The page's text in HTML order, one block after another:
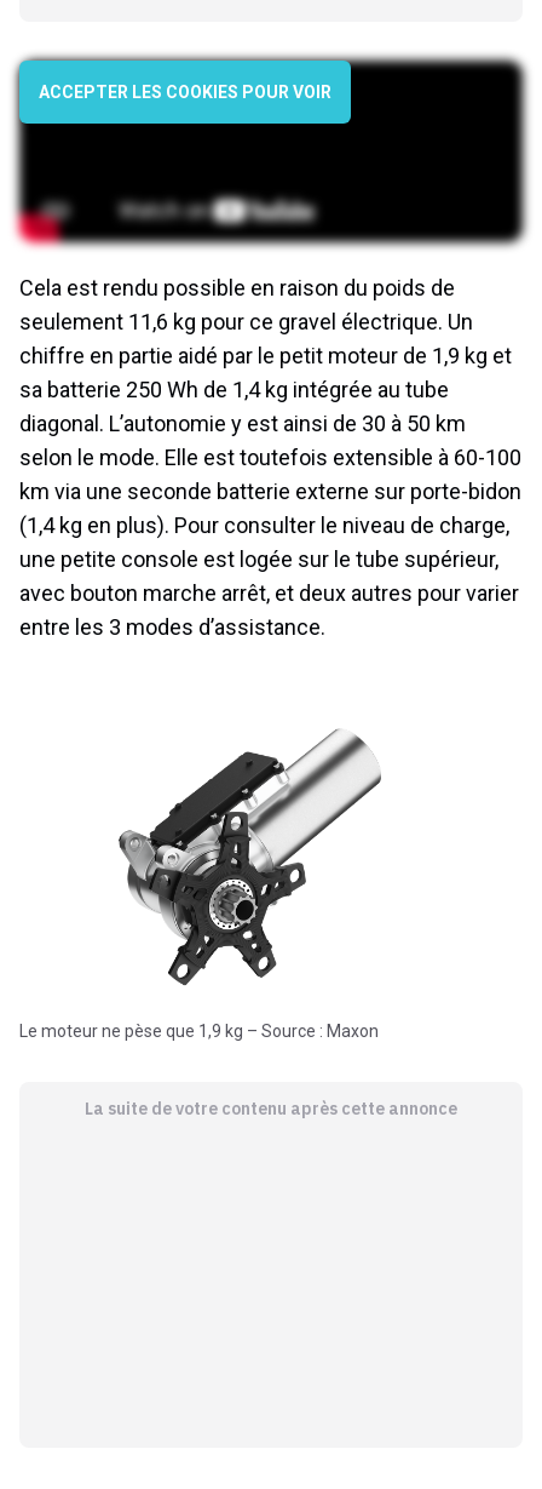
ACCEPTER LES COOKIES POUR VOIR
Cela est rendu possible en raison du poids de
seulement 11,6 kg pour ce gravel électrique. Un
chiffre en partie aidé par le petit moteur de 1,9 kg et
sa batterie 250 Wh de 1,4 kg intégrée au tube
diagonal. L’autonomie y est ainsi de 30 à 50 km
selon le mode. Elle est toutefois extensible à 60-100
km via une seconde batterie externe sur porte-bidon
(1,4 kg en plus). Pour consulter le niveau de charge,
une petite console est logée sur le tube supérieur,
avec bouton marche arrêt, et deux autres pour varier
entre les 3 modes d’assistance.
Le moteur ne pèse que 1,9 kg – Source : Maxon
La suite de votre contenu après cette annonce